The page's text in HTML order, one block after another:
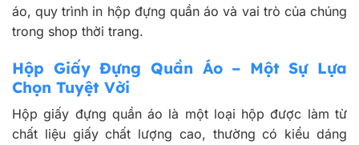
áo, quy trình in hộp đựng quần áo và vai trò của chúng
trong shop thời trang.
Hộp Giấy Đựng Quần Áo – Một Sự Lựa
Chọn Tuyệt Vời
Hộp giấy đựng quần áo là một loại hộp được làm từ
chất liệu giấy chất lượng cao, thường có kiểu dáng